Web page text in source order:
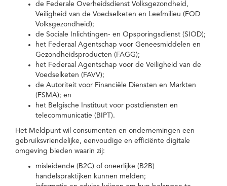
de Federale Overheidsdienst Volksgezondheid,
Veiligheid van de Voedselketen en Leefmilieu (FOD
Volksgezondheid);
de Sociale Inlichtingen- en Opsporingsdienst (SIOD);
het Federaal Agentschap voor Geneesmiddelen en
Gezondheidsproducten (FAGG);
het Federaal Agentschap voor de Veiligheid van de
Voedselketen (FAVV);
de Autoriteit voor Financiële Diensten en Markten
(FSMA); en
het Belgische Instituut voor postdiensten en
telecommunicatie (BIPT).
Het Meldpunt wil consumenten en ondernemingen een
gebruiksvriendelijke, eenvoudige en efficiënte digitale
omgeving bieden waarin zij:
misleidende (B2C) of oneerlijke (B2B)
handelspraktijken kunnen melden;